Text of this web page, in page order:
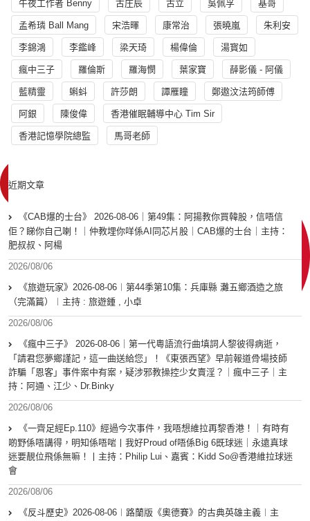
午夜工作者 Benny 古庄辰 古立 吳佩孚 基哥
孟希璘 Ball Mang 宋浩暉 康常治 張曉嵐 朱利安
李錦鴻 李鑑峰 梁天琦 楊偉倫 湯寳如
瘋中三子 羅倫斯 羅海憫 葉家寶 薛影儀 - 阿儀
藍精靈 蝌蚪 許莎朗 譚雁瞳 鄭遨汶法筠師傅
阿銀 陳俊偉 香港催眠輔導中心 Tim Sir
香港記憶學院總監 馬哥老師
近期文章
《CAB爆的士台》 2026-08-06｜第49集：阿揚教你買韓股，信唔信
佢？睇你自己喇！｜仲教埋你咩係AI同芯片股｜CAB爆的士台｜主持：
肥叔叔、阿楊
2026/08/06
《旅遊玩家》2026-08-06︱第44季第10集：兵庫縣 灘五鄉酒造之旅
（完滿篇）︱主持 : 旅遊鍾 , 小卓
2026/08/06
《瘋中三子》 2026-08-06｜第一代粵語流行曲填詞人黎彼得病逝，
「請君您夢鄉謹記，這一曲送給您」！《東張西望》早前報道骨場技師
詐騙「恩客」事件案中有案，疑涉邪教操控少女賣淫？｜瘋中三子｜主
持：阿通、江少、Dr.Binky
2026/08/06
《一齊足經Ep.110》經過今次事件，我唔想維拉再黎香港！｜有時有
啲野係唔講得，明知係唔啱丨我好Proud of唔係Big 6既球迷｜永遠真球
迷要靚位飛係無嘛！丨主持：Philip Lui、嘉賓：Kidd So@香港維拉球迷
會
2026/08/06
《反斗歷史》2026-08-06︱路蘭版《奧德賽》的古典英雄主義︱主